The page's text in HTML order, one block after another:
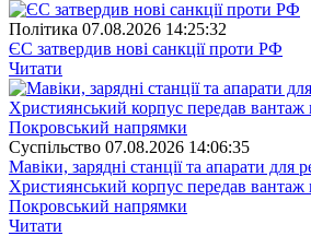
Полiтика 07.08.2026 14:25:32
ЄС затвердив нові санкції проти РФ
Читати
Суспiльство 07.08.2026 14:06:35
Мавіки, зарядні станції та апарати для
Християнський корпус передав вантаж
Покровський напрямки
Читати